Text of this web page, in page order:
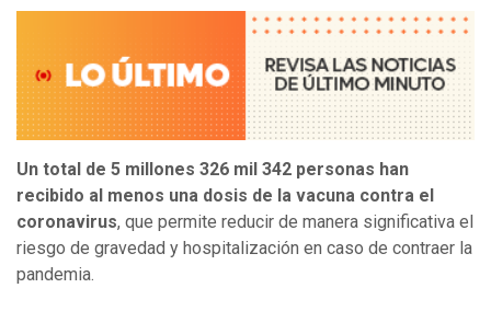
Un total de 5 millones 326 mil 342 personas han
recibido al menos una dosis de la vacuna contra el
coronavirus, que permite reducir de manera significativa el
riesgo de gravedad y hospitalización en caso de contraer la
pandemia.